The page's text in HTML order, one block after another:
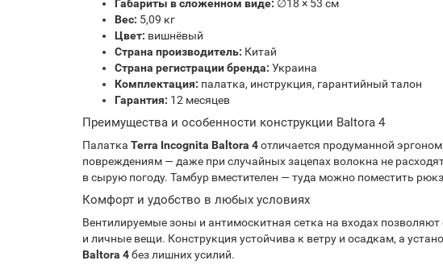
Габариты в сложенном виде: ∅18 × 53 см
Вес: 5,09 кг
Цвет: вишнёвый
Страна производитель: Китай
Страна регистрации бренда: Украина
Комплектация: палатка, инструкция, гарантийный талон
Гарантия: 12 месяцев
Преимущества и особенности конструкции Baltora 4
Палатка Terra Incognita Baltora 4отличается продуманной
повреждениям — даже при случайных зацепах волокна не
в сырую погоду. Тамбур вместителен — туда можно поместить
Комфорт и удобство в любых условиях
Вентилируемые зоны и антимоскитная сетка на входах
и личные вещи. Конструкция устойчива к ветру и осадкам, а
Baltora 4без лишних усилий.